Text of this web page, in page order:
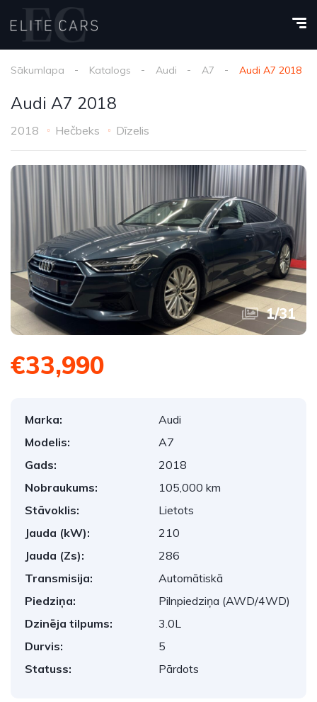
Sākumlapa Katalogs Audi A7 Audi A7 2018
Audi A7 2018
2018 Hečbeks Dīzelis
1/31
€33,990
Marka:
Audi
Modelis:
A7
Gads:
2018
Nobraukums:
105,000 km
Stāvoklis:
Lietots
Jauda (kW):
210
Jauda (Zs):
286
Transmisija:
Automātiskā
Piedziņa:
Pilnpiedziņa (AWD/4WD)
Dzinēja tilpums:
3.0L
Durvis:
5
Statuss:
Pārdots